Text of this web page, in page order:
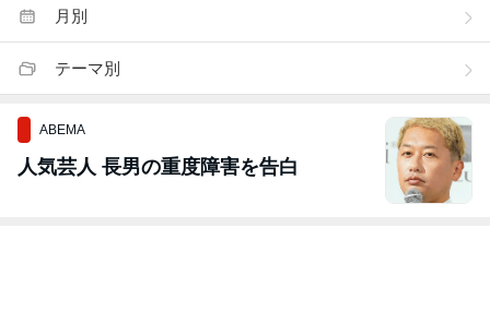
月別
テーマ別
ABEMA
人気芸人 長男の重度障害を告白